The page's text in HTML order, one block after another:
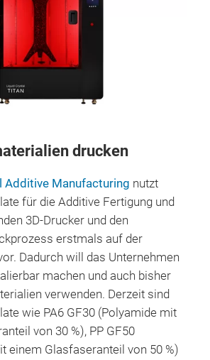
drucken
Additive Manufacturing nutzt
für die Additive Fertigung und
3D-Drucker und den
erstmals auf der
Dadurch will das Unternehmen
machen und auch bisher
verwenden. Derzeit sind
wie PA6 GF30 (Polyamide mit
von 30 %), PP GF50
einem Glasfaseranteil von 50 %)